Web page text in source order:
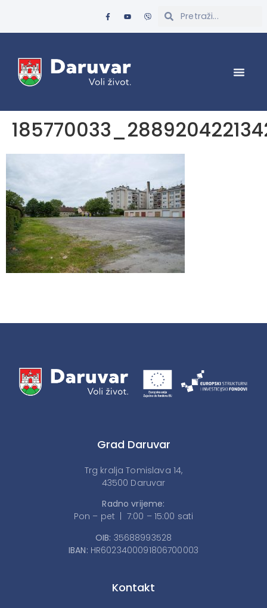
Grad Daruvar
Trg kralja Tomislava 14,
43500 Daruvar
Radno vrijeme:
Pon – pet | 7:00 – 15:00 sati
OIB: 35688993528
IBAN: HR6023400091806700003
Kontakt